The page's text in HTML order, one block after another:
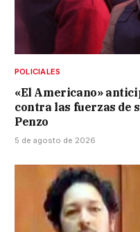
POLICIALES
«El Americano»
contra las fuerzas de
Penzo
5 de agosto de 2026